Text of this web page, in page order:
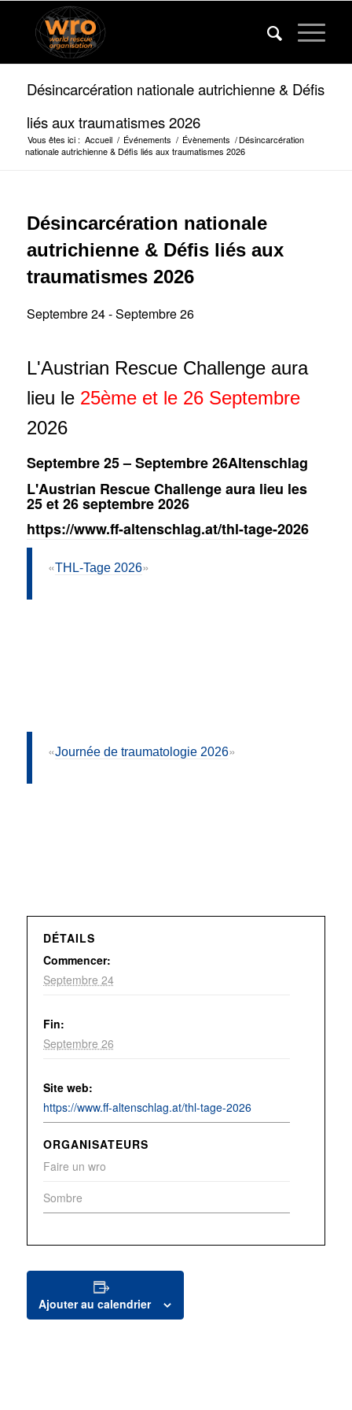
Désincarcération nationale autrichienne & Défis
liés aux traumatismes 2026
Vous êtes ici : Accueil / Événements / Évènements / Désincarcération
nationale autrichienne & Défis liés aux traumatismes 2026
Désincarcération nationale
autrichienne & Défis liés aux
traumatismes 2026
Septembre 24-Septembre 26
L'Austrian Rescue Challenge aura
lieu le 25èmeet le 26 Septembre
2026
Septembre 25–Septembre 26Altenschlag
L'Austrian Rescue Challenge aura lieu les
25 et 26 septembre 2026
https://www.ff-altenschlag.at/thl-tage-2026
THL-Tage 2026
Journée de traumatologie 2026
DÉTAILS
Commencer:
Septembre 24
Fin:
Septembre 26
Site web:
https://www.ff-altenschlag.at/thl-tage-2026
ORGANISATEURS
Faire un wro
Sombre
Ajouter au calendrier